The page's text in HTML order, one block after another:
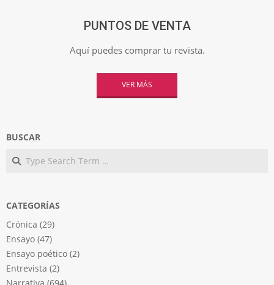
PUNTOS DE VENTA
Aquí puedes comprar tu revista.
VER MÁS
BUSCAR
Search
CATEGORÍAS
Crónica (29)
Ensayo (47)
Ensayo poético (2)
Entrevista (2)